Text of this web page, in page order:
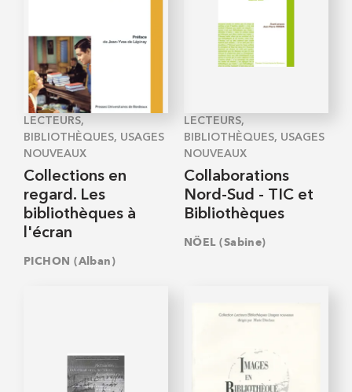
LECTEURS,
BIBLIOTHÈQUES, USAGES
NOUVEAUX
Collections en
regard. Les
bibliothèques à
l'écran
PICHON (Alban)
LECTEURS,
BIBLIOTHÈQUES, USAGES
NOUVEAUX
Collaborations
Nord-Sud - TIC et
Bibliothèques
NÖEL (Sabine)